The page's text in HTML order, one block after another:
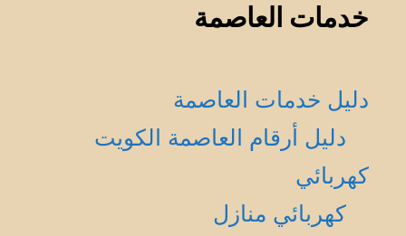
خدمات العاصمة
دليل خدمات العاصمة
دليل أرقام العاصمة الكويت
كهربائي
كهربائي منازل